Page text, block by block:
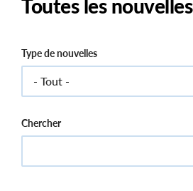
Toutes les nouvelles
Type de nouvelles
Chercher